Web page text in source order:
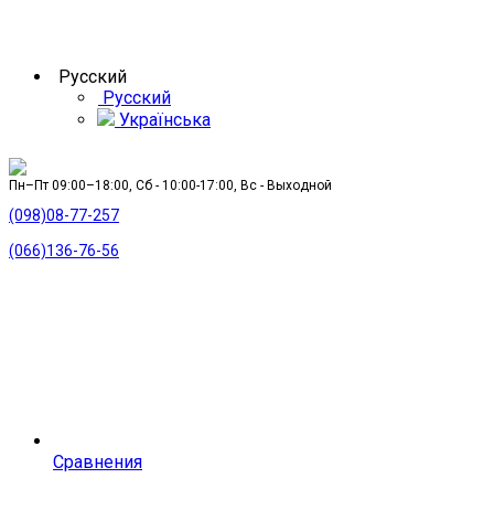
Русский
Русский
Українська
Пн–Пт 09:00–18:00, Сб - 10:00-17:00, Вс - Выходной
(098)08-77-257
(066)136-76-56
Сравнения